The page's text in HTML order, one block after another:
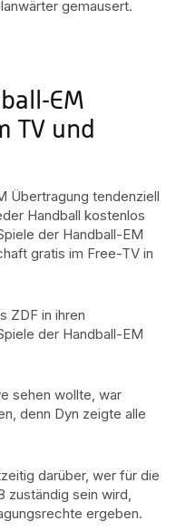
gemausert.
EM
TV und
Übertragung tendenziell
Handball kostenlos
der Handball-EM
gratis im Free-TV in
ZDF in ihren
der Handball-EM
sehen wollte, war
denn Dyn zeigte alle
darüber, wer für die
zuständig sein wird,
ergeben.